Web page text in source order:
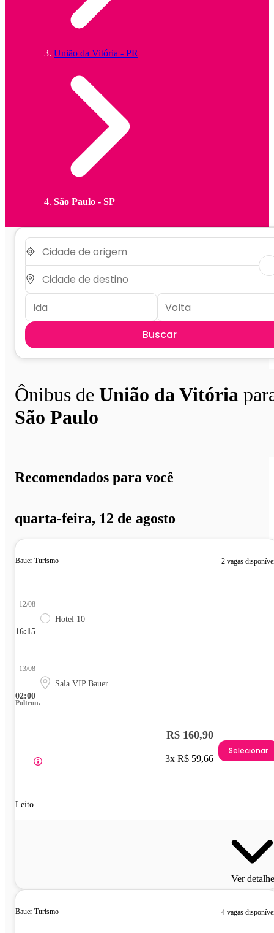
União da Vitória - PR
São Paulo - SP
Buscar
Ônibus de União da Vitória
São Paulo
Recomendados para você
quarta-feira, 12 de agosto
Bauer Turismo 2 vagas
16:15
12/08
Hotel 10
02:00
13/08
Sala VIP Bauer
Poltrona
Leito
R$ 160,90
3x R$ 59,66
Selecionar
Ver
Bauer Turismo 4 vagas